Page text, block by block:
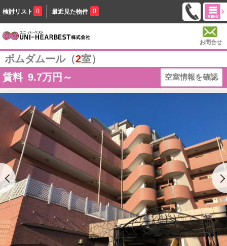
検討リスト 0 最近見た物件 0
お問合せ
ポムダムール（2室）
賃料 9.7万円～ 空室情報を確認